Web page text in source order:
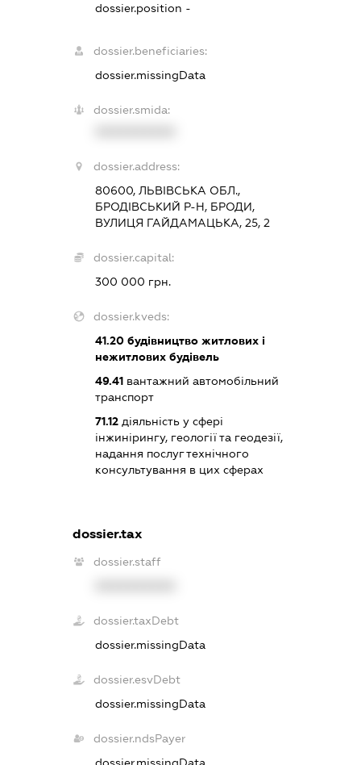
dossier.position -
dossier.beneficiaries:
dossier.missingData
dossier.smida:
dossier.address:
80600, ЛЬВІВСЬКА ОБЛ.,
БРОДІВСЬКИЙ Р-Н, БРОДИ,
ВУЛИЦЯ ГАЙДАМАЦЬКА, 25, 2
dossier.capital:
300 000 грн.
dossier.kveds:
41.20 будівництво житлових і
нежитлових будівель
49.41 вантажний автомобільний
транспорт
71.12 діяльність у сфері
інжинірингу, геології та геодезії,
надання послуг технічного
консультування в цих сферах
dossier.tax
dossier.staff
dossier.taxDebt
dossier.missingData
dossier.esvDebt
dossier.missingData
dossier.ndsPayer
dossier.missingData